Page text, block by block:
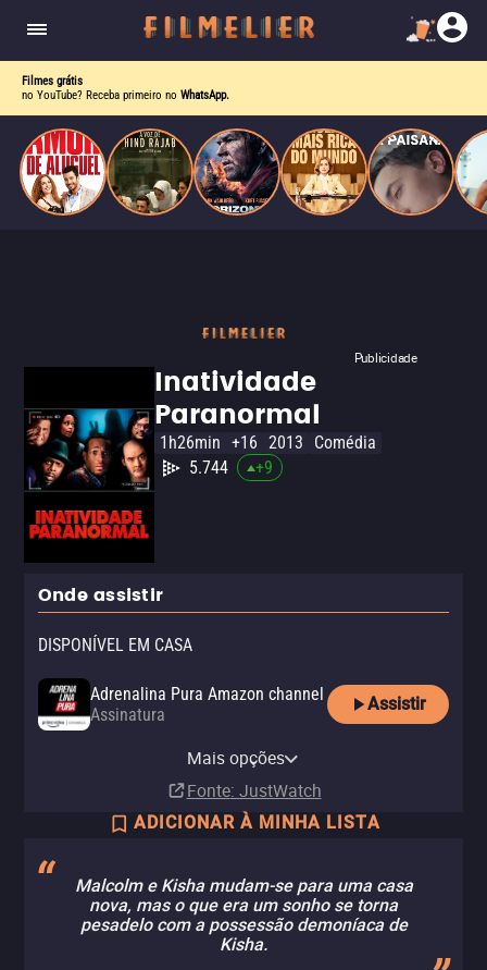
Filmes grátis
no YouTube? Receba primeiro no WhatsApp.
Publicidade
Inatividade
Paranormal
1h26min +16 2013
Comédia
5.744
+9
Onde assistir
DISPONÍVEL EM CASA
Adrenalina Pura Amazon channel
Assinatura
Assistir
Adrenalina Pura Apple TV
R$ 11,90
Mais opções
Fonte: JustWatch
ADICIONAR À MINHA LISTA
Malcolm e Kisha mudam-se para uma casa
nova, mas o que era um sonho se torna
pesadelo com a possessão demoníaca de
Kisha.
empresa, se apaixone e se case com ela.